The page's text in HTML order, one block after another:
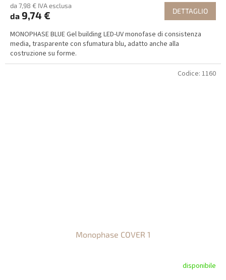
da 7,98 € IVA esclusa
da 9,74 € DETTAGLIO
MONOPHASE BLUE Gel building LED-UV monofase di consistenza
media, trasparente con sfumatura blu, adatto anche alla
costruzione su forme.
Monophase COVER 1
disponibile
Codice: 1160